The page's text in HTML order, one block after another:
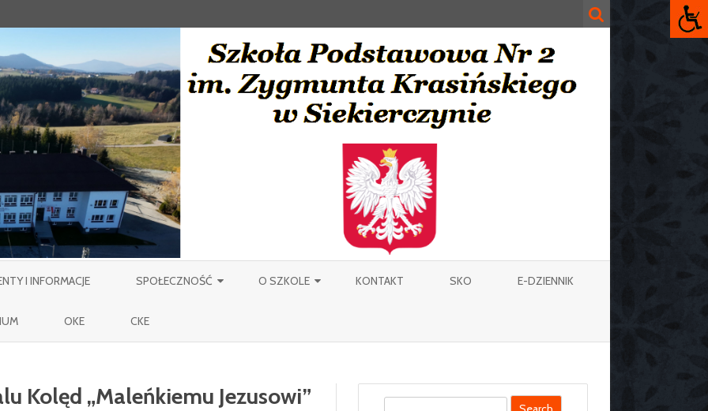
to
I INFORMACJE SPOŁECZNOŚĆ
NAUCZYCIELE
O SZKOLE
100-LECIE SZKOŁY
KONTAKT SKO E-DZIENNIK
OKE CKE
Kolęd „Maleńkiemu Jezusowi”